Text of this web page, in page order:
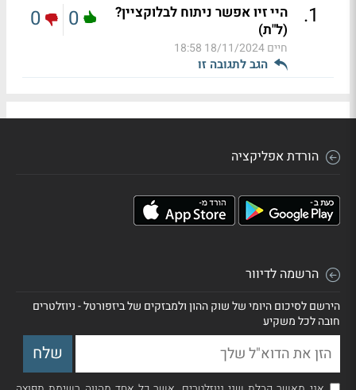
1
.
היי זיו אפשר ניתוח לבלוקציין?
(ל"ת)
חיים18/11/2024 18:58
הגב לתגובה זו
0
0
הורדת אפליקציה
הרשמה לדיוור
הירשם לסיכום היומי של שוק ההון ולמבזקים של ביזפורטל - ניוזלטרים
חובה לכל משקיע